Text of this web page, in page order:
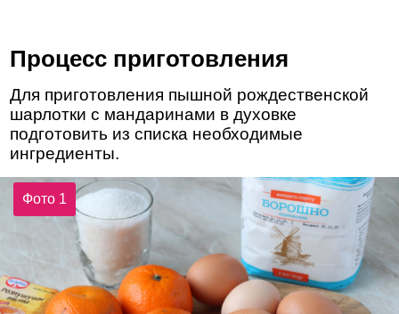
Процесс приготовления
Для приготовления пышной рождественской
шарлотки с мандаринами в духовке
подготовить из списка необходимые
ингредиенты.
Фото 1